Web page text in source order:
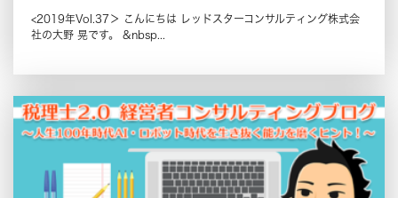
<2019年Vol.37＞ こんにちは レッドスターコンサルティング株式会
社の大野 晃です。 &nbsp...